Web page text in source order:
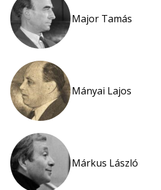
Major Tamás
Mányai Lajos
Márkus László